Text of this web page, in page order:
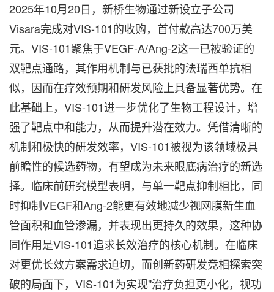
2025年10月20日，新桥生物通过新设立子公司
Visara完成对VIS-101的收购，首付款高达700万美
元。VIS-101聚焦于VEGF-A/Ang-2这一已被验证的
双靶点通路，其作用机制与已获批的法瑞西单抗相
似，因而在疗效预期和研发风险上具备显著优势。在
此基础上，VIS-101进一步优化了生物工程设计，增
强了靶点中和能力，从而提升潜在效力。凭借清晰的
机制和极快的研发效率，VIS-101被视为该领域极具
前瞻性的候选药物，有望成为未来眼底病治疗的新选
择。临床前研究模型表明，与单一靶点抑制相比，同
时抑制VEGF和Ang-2能更有效地减少视网膜新生血
管面积和血管渗漏，并表现出更持久的效果，这种协
同作用是VIS-101追求长效治疗的核心机制。在临床
对更优长效方案需求迫切，而创新药研发竞相探索突
破的局面下，VIS-101为实现"治疗负担更小化，视功